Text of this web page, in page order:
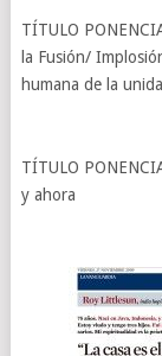
TÍTULO
la Fusión/
humana de la
TÍTULO
y ahora